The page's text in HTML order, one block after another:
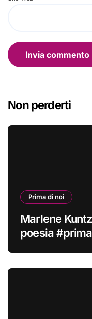
Non perderti
Prima di noi
Marlene
poesia